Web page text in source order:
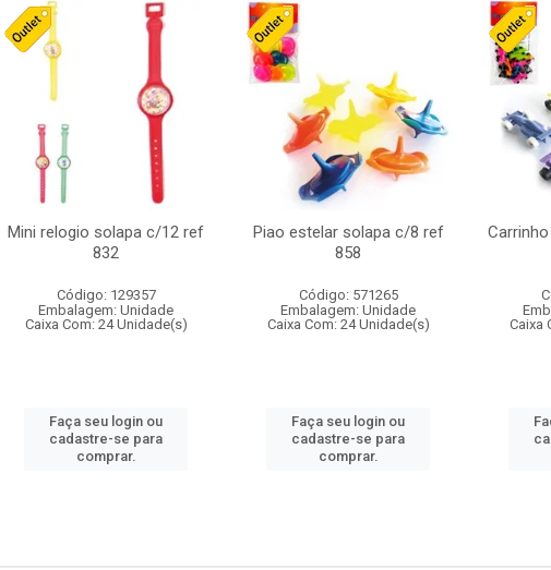
Mini relogio solapa c/12 ref
832
Código: 129357
Embalagem: Unidade
Caixa Com: 24 Unidade(s)
Faça seu login ou
cadastre-se para
comprar.
Piao estelar solapa c/8 ref
858
Código: 571265
Embalagem: Unidade
Caixa Com: 24 Unidade(s)
Faça seu login ou
cadastre-se para
comprar.
Caixa